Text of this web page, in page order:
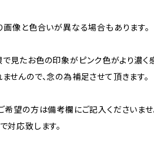
画像と色合いが異なる場合もあります。
で見たお色の印象がピンク色がより濃く
せんので、念の為補足させて頂きます。
希望の方は備考欄にご記入くださいませ
対応致します。